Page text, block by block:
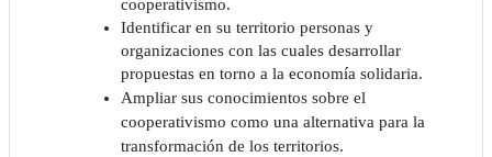
cooperativismo.
Identificar en su territorio personas y
organizaciones con las cuales desarrollar
propuestas en torno a la economía solidaria.
Ampliar sus conocimientos sobre el
cooperativismo como una alternativa para la
transformación de los territorios.